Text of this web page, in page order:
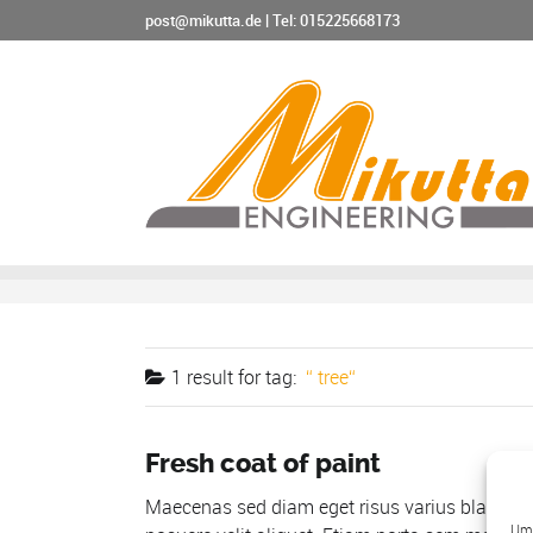
post@mikutta.de |Tel: 015225668173
1 result fortag: tree
Fresh coat of paint
Maecenas sed diam eget risus varius blandit